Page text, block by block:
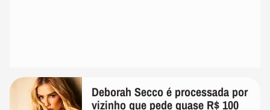
Deborah Secco é processada por
vizinho que pede quase R$ 100